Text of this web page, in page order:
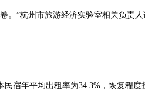
”杭州市旅游经济实验室相关负责人
年平均出租率为34.3%，恢复程度